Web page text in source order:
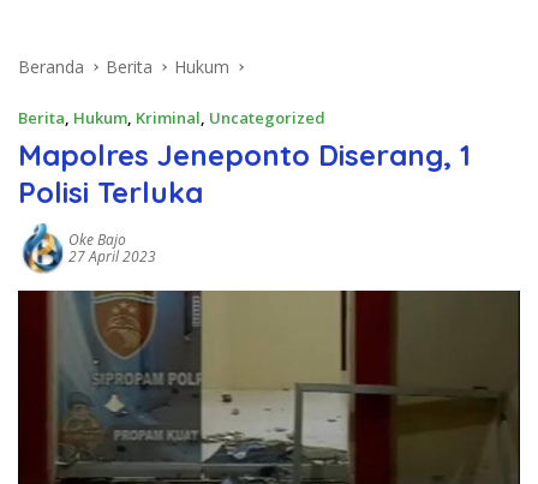
Beranda Berita Hukum
Berita, Hukum, Kriminal, Uncategorized
Mapolres Jeneponto Diserang, 1
Polisi Terluka
Oke Bajo
27 April 2023